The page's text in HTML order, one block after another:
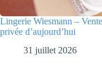
Lingerie Wiesmann –
privée d’aujourd’hui
31 juillet 2026